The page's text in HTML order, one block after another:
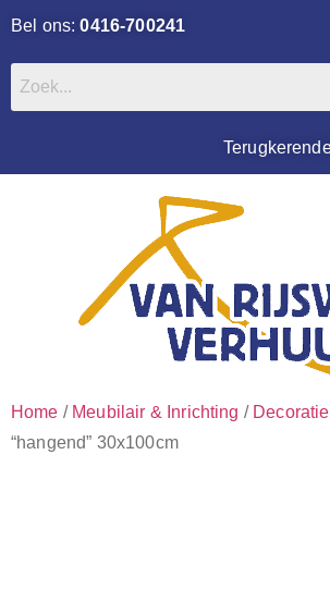
Bel ons:0416-700241
Home / Meubilair & Inrichting / Decoratie
“hangend” 30x100cm